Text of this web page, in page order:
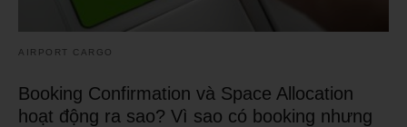
AIRPORT CARGO
Booking Confirmation và Space Allocation
hoạt động ra sao? Vì sao có booking nhưng